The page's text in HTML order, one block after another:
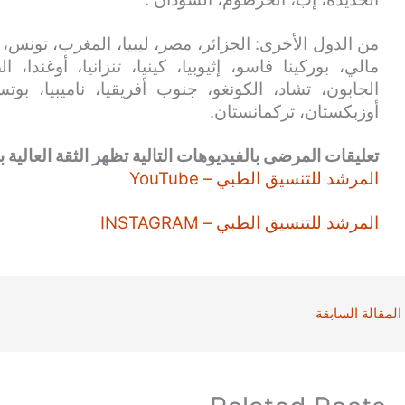
من الدول الأخرى: الجزائر، مصر، ليبيا، المغرب، تونس،
مالي، بوركينا فاسو، إثيوبيا، كينيا، تنزانيا،
الجابون، تشاد، الكونغو، جنوب أفريقيا، ناميبيا،
أوزبكستان، تركمانستان.
تعليقات المرضى بالفيديوهات التالية تظهر الثقة العالية
المرشد للتنسيق الطبي – YouTube
المرشد للتنسيق الطبي – INSTAGRAM
المقالة السابقة